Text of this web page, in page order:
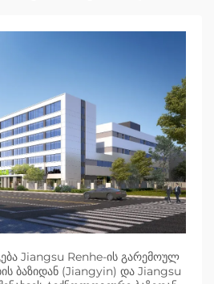
Jiangsu Renhe-ის გარემოულ
ბაზიდან (Jiangyin) და Jiangsu